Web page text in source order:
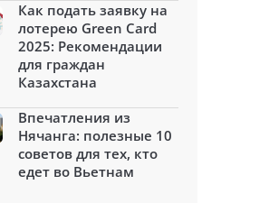
Как подать заявку на
лотерею Green Card
2025: Рекомендации
для граждан
Казахстана
Впечатления из
Нячанга: полезные 10
советов для тех, кто
едет во Вьетнам